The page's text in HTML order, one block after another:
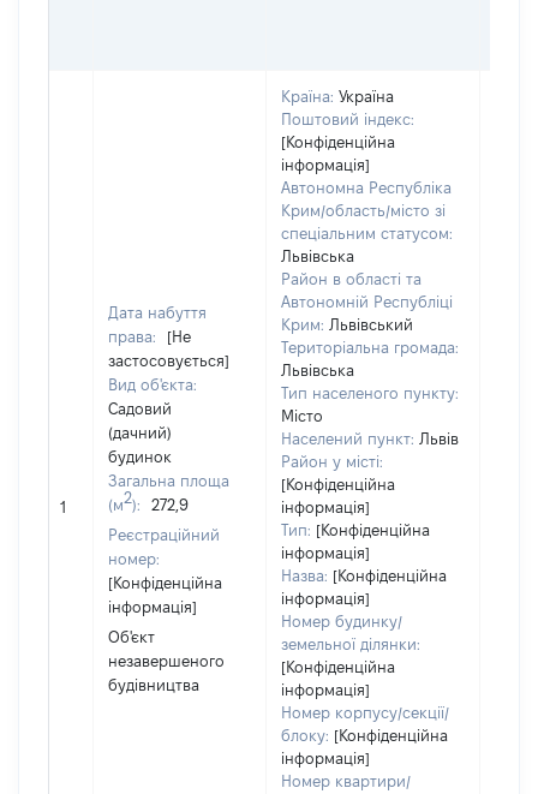
1
Дата набуття
права:
[Не
застосовується]
Вид об'єкта:
Садовий
(дачний)
будинок
Загальна площа
(м2):
272,9
Реєстраційний
номер:
[Конфіденційна
інформація]
Об'єкт
незавершеного
будівництва
Країна: Україна
Поштовий індекс:
[Конфіденційна
інформація]
Автономна Республіка
Крим/область/місто зі
спеціальним статусом:
Львівська
Район в області та
Автономній Республіці
Крим: Львівський
Територіальна громада:
Львівська
Тип населеного пункту:
Місто
Населений пункт: Львів
Район у місті:
[Конфіденційна
інформація]
Тип: [Конфіденційна
інформація]
Назва: [Конфіденційна
інформація]
Номер будинку/
земельної ділянки:
[Конфіденційна
інформація]
Номер корпусу/секції/
блоку: [Конфіденційна
інформація]
Номер квартири/